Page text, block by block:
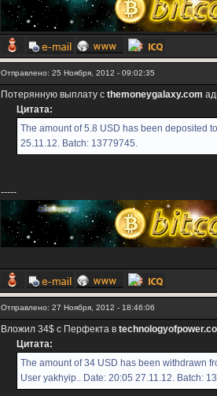
Отправлено: 25 Ноября, 2012 - 09:02:35
Потерянную выплату с themoneygalaxy.com
Цитата:
The amount of 5.8 USD has been deposited
25.11.12. Batch: 13779745.
-----
Отправлено: 27 Ноября, 2012 - 18:46:06
Вложил 34$ с Перфекта в
Цитата:
The amount of 34 USD has been withdrawn
User yakhyip.. Date: 20:05 27.11.12. Batch: